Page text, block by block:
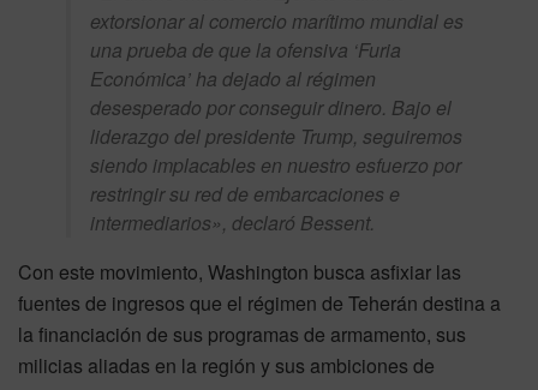
extorsionar al comercio marítimo mundial es
una prueba de que la ofensiva ‘Furia
Económica’ ha dejado al régimen
desesperado por conseguir dinero. Bajo el
liderazgo del presidente Trump, seguiremos
siendo implacables en nuestro esfuerzo por
restringir su red de embarcaciones e
intermediarios», declaró Bessent.
Con este movimiento, Washington busca asfixiar las
fuentes de ingresos que el régimen de Teherán destina a
la financiación de sus programas de armamento, sus
milicias aliadas en la región y sus ambiciones de